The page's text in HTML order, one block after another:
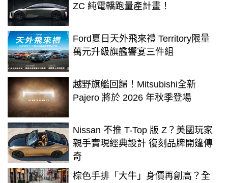
ZC 純電轎跑量產計畫！
Ford夏日天外飛來禮 Territory限量
萬元升級旗艦響宴三件組
越野旗艦回歸！Mitsubishi全新
Pajero 將於 2026 年秋季登場
Nissan 不推 T-Top 版 Z？美國玩家
親手實現經典設計 復刻品牌開篷傳
奇
棕色手排「大牛」身價再創高？全